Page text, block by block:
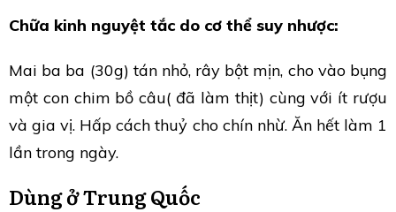
Chữa kinh nguyệt tắc do cơ thể suy nhược:
Mai ba ba (30g) tán nhỏ, rây bột mịn, cho vào bụng
một con chim bồ câu( đã làm thịt) cùng với ít rượu
và gia vị. Hấp cách thuỷ cho chín nhừ. Ăn hết làm 1
lần trong ngày.
Dùng ở Trung Quốc